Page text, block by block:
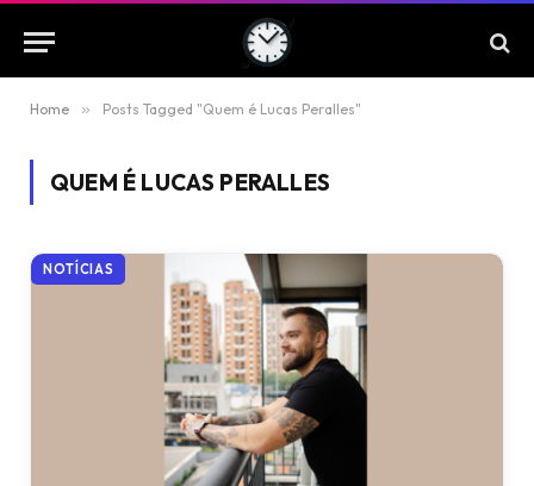
Home » Posts Tagged "Quem é Lucas Peralles"
QUEM É LUCAS PERALLES
NOTÍCIAS